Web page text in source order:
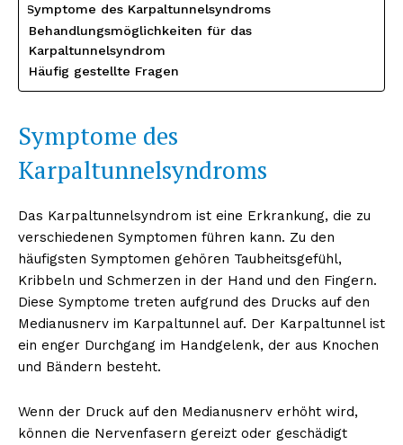
Symptome des Karpaltunnelsyndroms
Behandlungsmöglichkeiten für das
Karpaltunnelsyndrom
Häufig gestellte Fragen
Symptome des
Karpaltunnelsyndroms
Das Karpaltunnelsyndrom ist eine Erkrankung, die zu
verschiedenen Symptomen führen kann. Zu den
häufigsten Symptomen gehören Taubheitsgefühl,
Kribbeln und Schmerzen in der Hand und den Fingern.
Diese Symptome treten aufgrund des Drucks auf den
Medianusnerv im Karpaltunnel auf. Der Karpaltunnel ist
ein enger Durchgang im Handgelenk, der aus Knochen
und Bändern besteht.
Wenn der Druck auf den Medianusnerv erhöht wird,
können die Nervenfasern gereizt oder geschädigt